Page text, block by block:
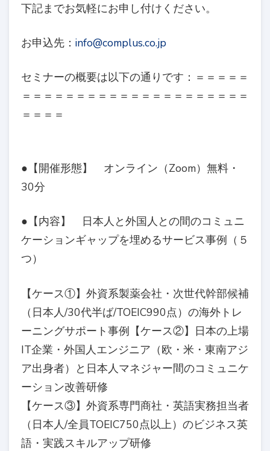
下記までお気軽にお申し付けください。
お申込先： info@complus.co.jp
セミナーの概要は以下の通りです：＝＝＝＝＝
＝＝＝＝＝＝＝＝＝＝＝＝＝＝＝＝＝＝＝＝＝
＝＝＝＝
●【開催形態】 オンライン（Zoom）無料・
30分
●【内容】 日本人と外国人との間のコミュニ
ケーションギャップを埋めるサービス事例（５
つ）
【ケース①】外資系製薬会社・次世代幹部候補
（日本人/30代半ば/TOEIC990点）の海外トレ
ーニングサポート事例【ケース②】日本の上場
IT企業・外国人エンジニア（欧・米・東南アジ
ア出身者）と日本人マネジャー間のコミュニケ
ーション改善研修
【ケース③】外資系専門商社・英語実務担当者
（日本人/全員TOEIC750点以上）のビジネス英
語・実践スキルアップ研修